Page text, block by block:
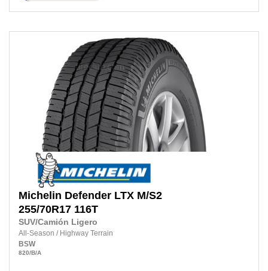
Michelin Defender LTX M/S2
255/70R17 116T
SUV/Camión Ligero
All-Season / Highway Terrain
BSW
820/B/A